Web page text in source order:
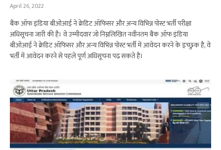
April 26, 2022
बैंक ऑफ इंडिया बीओआई ने क्रेडिट ऑफिसर और अन्य विभिन्न पोस्ट भर्ती परीक्षा
अधिसूचना जारी की है। वे उम्मीदवार जो निम्नलिखित नवीनतम बैंक ऑफ इंडिया
बीओआई ने क्रेडिट ऑफिसर और अन्य विभिन्न पोस्ट भर्ती में आवेदन करने के इच्छुक हैं, वे
भर्ती में आवेदन करने से पहले पूर्ण अधिसूचना पढ़ सकते हैं।